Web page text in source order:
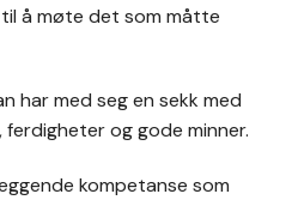
å møte det som måtte
har med seg en sekk med
ferdigheter og gode minner.
kompetanse som